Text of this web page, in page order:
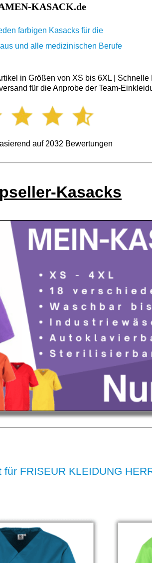
KASACK.de
farbigen Kasacks für die
und alle medizinischen Berufe
in Größen von XS bis 6XL | Schnelle
für die Anprobe der Team-
auf 2032 Bewertungen
Kasacks
FRISEUR KLEIDUNG